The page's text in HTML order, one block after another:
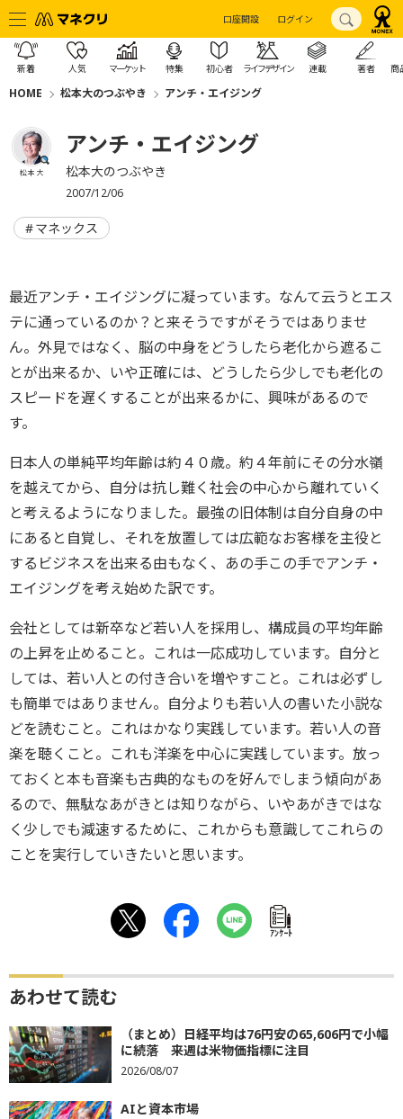
口座開設 ログイン
新着 人気 マーケット 特集 初心者 ライフデザイン 連載 著者 商
HOME 松本大のつぶやき アンチ・エイジング
松本 大
アンチ・エイジング
松本大のつぶやき
2007/12/06
マネックス
最近アンチ・エイジングに凝っています。なんて云うとエス
テに通っているのか？と来そうですがそうではありませ
ん。外見ではなく、脳の中身をどうしたら老化から遮るこ
とが出来るか、いや正確には、どうしたら少しでも老化の
スピードを遅くすることが出来るかに、興味があるので
す。
日本人の単純平均年齢は約４０歳。約４年前にその分水嶺
を越えてから、自分は抗し難く社会の中心から離れていく
と考えるようになりました。最強の旧体制は自分自身の中
にあると自覚し、それを放置しては広範なお客様を主役と
するビジネスを出来る由もなく、あの手この手でアンチ・
エイジングを考え始めた訳です。
会社としては新卒など若い人を採用し、構成員の平均年齢
の上昇を止めること。これは一応成功しています。自分と
しては、若い人との付き合いを増やすこと。これは必ずし
も簡単ではありません。自分よりも若い人の書いた小説な
どを読むこと。これはかなり実践しています。若い人の音
楽を聴くこと。これも洋楽を中心に実践しています。放っ
ておくと本も音楽も古典的なものを好んでしまう傾向があ
るので、無駄なあがきとは知りながら、いやあがきではな
く少しでも減速するために、これからも意識してこれらの
ことを実行していきたいと思います。
ｱﾝｹｰﾄ
あわせて読む
（まとめ）日経平均は76円安の65,606円で小幅
に続落 来週は米物価指標に注目
2026/08/07
AIと資本市場